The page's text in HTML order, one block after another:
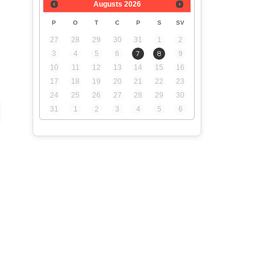
Augusts 2026
P O T C P S SV
27 28 29 30 31 1
2
3
4 5 6 7 8
9
10
11 12 13 14 15
16
17
18 19 20 21 22
23
24
25 26 27 28 29
30
31
1 2 3 4 5 6